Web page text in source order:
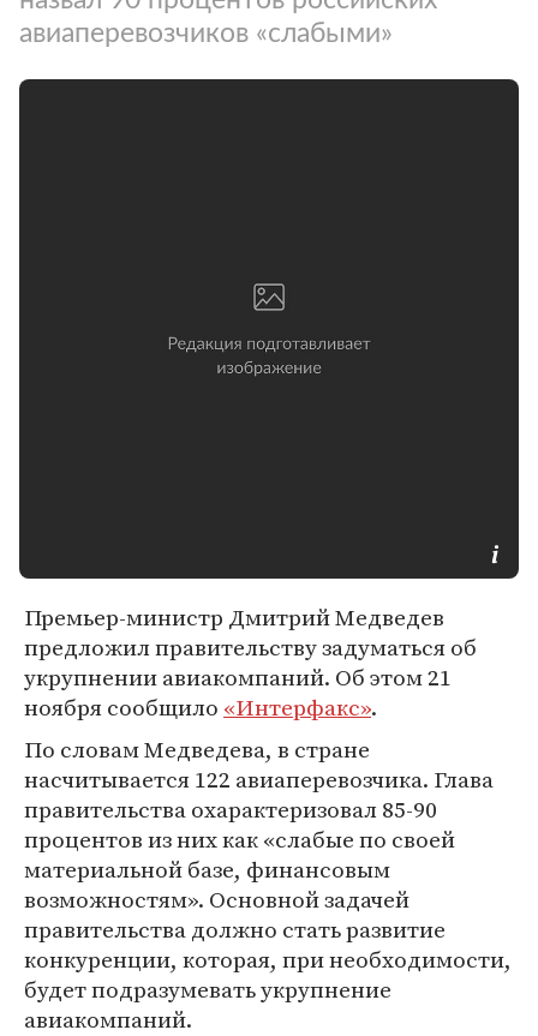
авиаперевозчиков «слабыми»
Премьер-министр Дмитрий Медведев
предложил правительству задуматься об
укрупнении авиакомпаний. Об этом 21
ноября сообщило «Интерфакс».
По словам Медведева, в стране
насчитывается 122 авиаперевозчика. Глава
правительства охарактеризовал 85-90
процентов из них как «слабые по своей
материальной базе, финансовым
возможностям». Основной задачей
правительства должно стать развитие
конкуренции, которая, при необходимости,
будет подразумевать укрупнение
авиакомпаний.